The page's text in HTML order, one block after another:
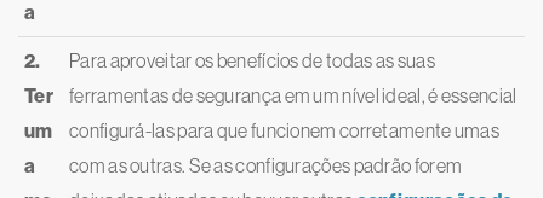
a
2.
Ter
um
a
Para aproveitar os benefícios de todas as suas
ferramentas de segurança em um nível ideal, é essencial
configurá-las para que funcionem corretamente umas
com as outras. Se as configurações padrão forem